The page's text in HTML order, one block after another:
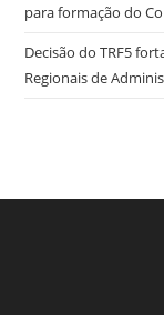
para formação do
Decisão do TRF5
Regionais de